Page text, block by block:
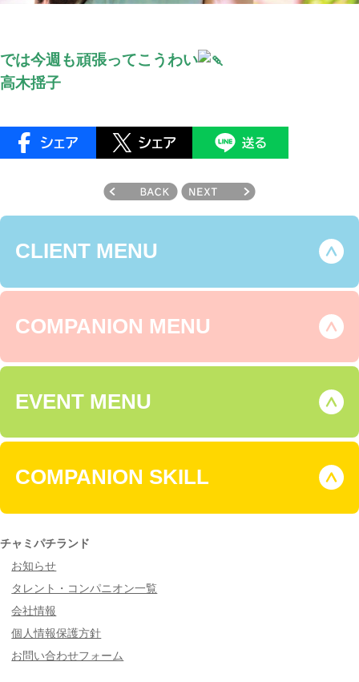
では今週も頑張ってこうわい
高木揺子
CLIENT MENU
COMPANION MENU
EVENT MENU
COMPANION SKILL
チャミパチランド
お知らせ
タレント・コンパニオン一覧
会社情報
個人情報保護方針
お問い合わせフォーム